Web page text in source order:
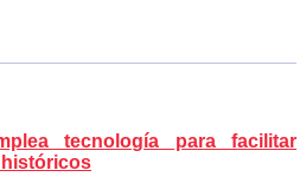
tecnología para facilitar